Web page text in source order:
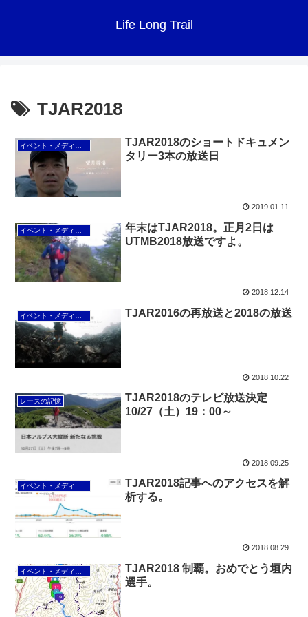
Life Long Trail
TJAR2018
TJAR2018のショートドキュメン
タリー3本の放送日
2019.01.11
イベント・メディア情報
年末はTJAR2018。正月2日は
UTMB2018放送ですよ。
2018.12.14
TJAR2016の再放送と2018の放送
2018.10.22
レースの記憶
TJAR2018のテレビ放送決定
10/27（土）19：00～
2018.09.25
イベント・メディア情報
TJAR2018記事へのアクセスを解
析する。
2018.08.29
TJAR2018 制覇。おめでとう垣内
選手。